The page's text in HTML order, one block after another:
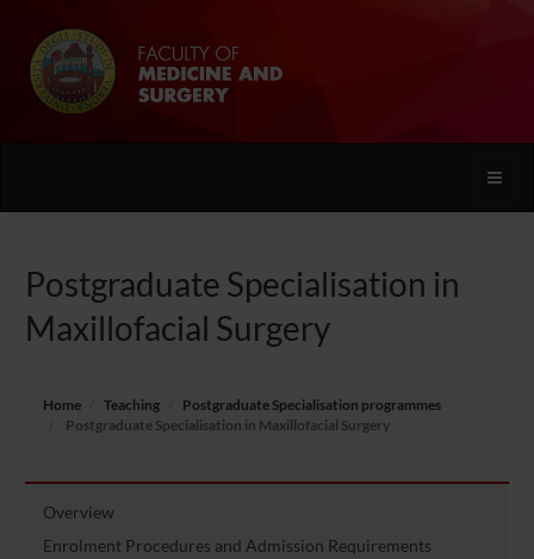
Toggle
Postgraduate Specialisation in
Maxillofacial Surgery
Home Teaching
Postgraduate Specialisation programmes
Postgraduate Specialisation in Maxillofacial Surgery
Overview
Enrolment Procedures and Admission Requirements